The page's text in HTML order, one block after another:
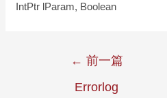
IntPtr lParam, Boolean
← 前一篇
Errorlog